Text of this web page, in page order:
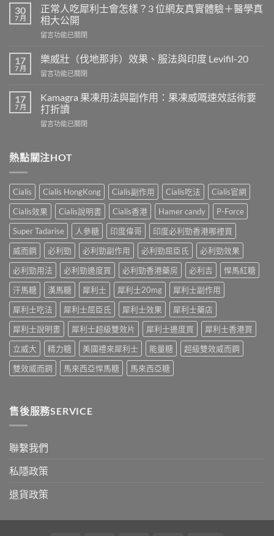
期
服
用
威
鋼
導
不
孕
嗎？
實
證
你
真
相，
備
孕
男
必
讀〉
30
7 月
正常人吃犀利士會怎樣？3 位網友真實體驗＋醫學真
相大公開
在
常
人
吃
利
士
怎
位
真
實
體
驗
＋
醫
真
相
大
開〉
中
留言功能已關閉
17
7 月
樂威壯（伐地那非）效果、服法與印度 Levifil-20
在
威
壯
（伐
地
效
法
與
印
度
Levifil-
20〉
留言功能已關閉
17
7 月
Kamagra 果凍用法與副作用：果凍威嘅速效話術要
打折讀
在
凍
用
與
副
作
用：
果
凍
嘅
速
效
術
要
打
折
讀〉
留言功能已關閉
熱點關注HOT
Cialis Cialis HongKong Cialis副作用 Cialis吃法
Cialis官網
Cialis效果
Cialis說明書 Cialis香港 Hamer candy
P-Force
Super Tadarise
人參糖 印度偉哥
印度必利勁香港哪裡買
威而鋼
必利勁 必利勁副作用 必利勁屈臣氏
必利勁效果
必利勁用法
必利勁邊度買 必利勁香港藥房 必利吉
悍馬紅糖
汗馬糖
漢馬糖 犀利士 犀利士20mg
犀利士副作用
犀利士吃法
犀利士屈臣氏 犀利士效果
犀利士藥店
犀利士說明書
犀利士超級雙效片 犀利士邊度買
犀利士香港買
立威大
精力糖 美國禮來犀利士 能量糖
超級雙效威而鋼
雙效威而鋼
馬來西亞悍馬糖 馬來西亞糖
售後服務SERVICE
聯繫我們
私隱政策
退貨政策